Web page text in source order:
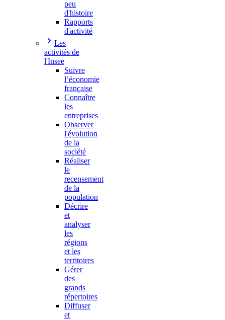
peu
d'histoire
Rapports
d'activité
Les
activités de
l'Insee
Suivre
l’économie
française
Connaître
les
entreprises
Observer
l'évolution
de la
société
Réaliser
le
recensement
de la
population
Décrire
et
analyser
les
régions
et les
territoires
Gérer
des
grands
répertoires
Diffuser
et